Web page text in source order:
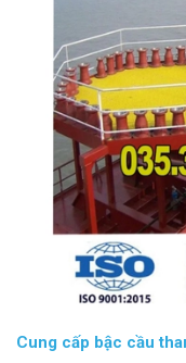
Cung cấp bậc cầu